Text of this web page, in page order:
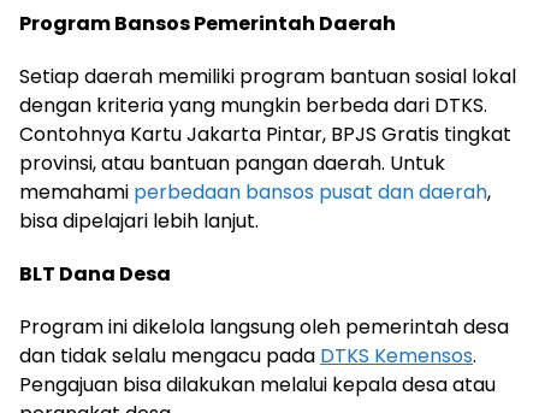
Program Bansos Pemerintah Daerah
Setiap daerah memiliki program bantuan sosial lokal
dengan kriteria yang mungkin berbeda dari DTKS.
Contohnya Kartu Jakarta Pintar, BPJS Gratis tingkat
provinsi, atau bantuan pangan daerah. Untuk
memahami perbedaan bansos pusat dan daerah,
bisa dipelajari lebih lanjut.
BLT Dana Desa
Program ini dikelola langsung oleh pemerintah desa
dan tidak selalu mengacu pada DTKS Kemensos.
Pengajuan bisa dilakukan melalui kepala desa atau